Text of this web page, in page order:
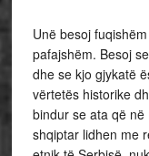
Unë besoj
pafajshëm. Besoj
dhe se kjo gjykatë
vërtetës historike
bindur se ata që
shqiptar lidhen me